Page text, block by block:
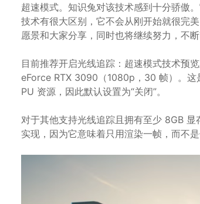
超速模式。知识兔对该技术感到十分骄傲
技术有很大区别，它不会从刚开始就很完
愿景和大家分享，同时也将继续努力，不断
目前推荐开启光线追踪：超速模式技术预
eForce RTX 3090（1080p，30 帧）。这
PU 资源，因此默认设置为“关闭”。
对于其他支持光线追踪且拥有至少 8GB
实现，因为它意味着只用渲染一帧，而不